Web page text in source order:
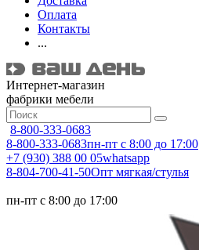
Оплата
Контакты
...
Интернет-магазин
фабрики мебели
8-800-333-0683
8-800-333-0683пн-пт с 8:00 до 17:00
+7 (930) 388 00 05whatsapp
8-804-700-41-50Опт мягкая/стулья
пн-пт с 8:00 до 17:00